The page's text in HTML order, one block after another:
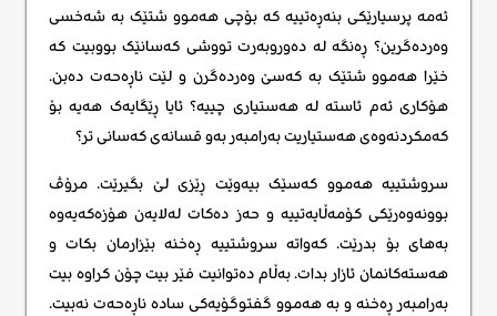
ئەمە پرسیارێکی بنەڕەتییە کە بۆچی هەموو شتێک بە شەخسی
وەردەگرین؟ ڕەنگە لە دەوروبەرت تووشی کەسانێک بووبیت کە
خێرا هەموو شتێک بە کەسێ وەردەگرن و لێت ناڕەحەت دەبن.
هۆکاری ئەم ئاستە لە هەستیاری چییە؟ ئایا ڕێگایەک هەیە بۆ
کەمکردنەوەی هەستیاریت بەرامبەر بەو قسانەی کەسانی تر؟
سروشتییە هەموو کەسێک بیەوێت ڕێزی لێ بگیرێت. مرۆڤ
بوونەوەرێکی کۆمەڵایەتییە و حەز دەکات لەلایەن هۆزەکەیەوە
بەهای بۆ بدرێت. کەواتە سروشتییە ڕەخنە بێزارمان بکات و
هەستەکانمان ئازار بدات. بەڵام دەتوانیت فێر بیت چۆن کراوە بیت
بەرامبەر ڕەخنە و بە هەموو گفتوگۆیەکی سادە ناڕەحەت نەبیت.